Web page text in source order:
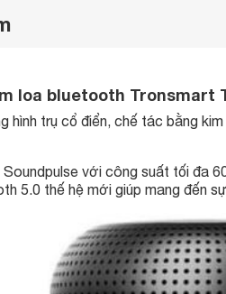
loa bluetooth Tronsmart
hình trụ cổ điển, chế tác bằng
với công suất tối đa
5.0 thế hệ mới giúp mang đến